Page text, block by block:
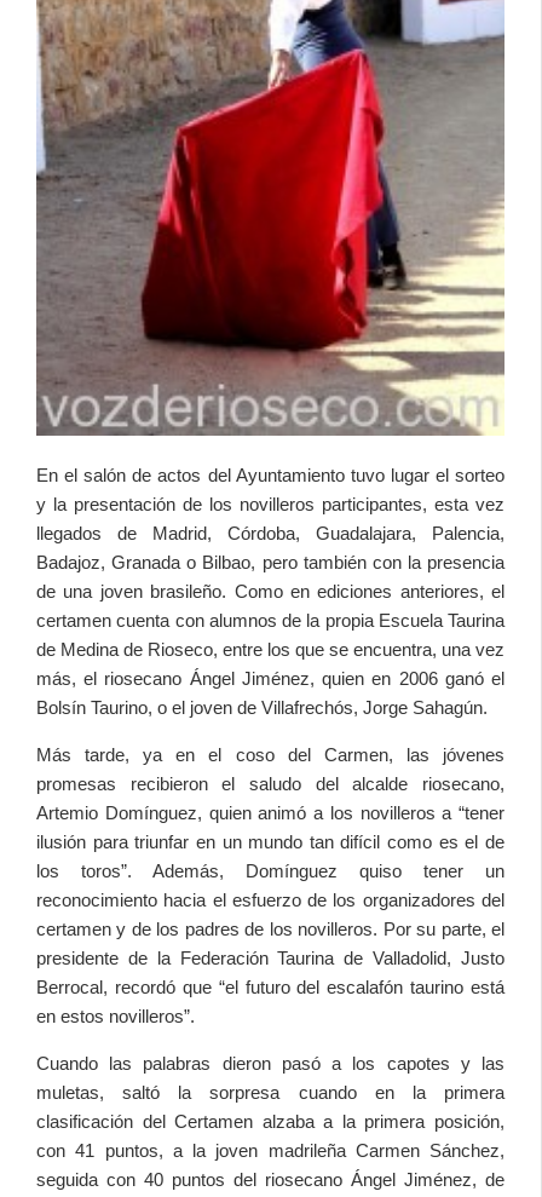
En el salón de actos del Ayuntamiento tuvo lugar el sorteo
y la presentación de los novilleros participantes, esta vez
llegados de Madrid, Córdoba, Guadalajara, Palencia,
Badajoz, Granada o Bilbao, pero también con la presencia
de una joven brasileño. Como en ediciones anteriores, el
certamen cuenta con alumnos de la propia Escuela Taurina
de Medina de Rioseco, entre los que se encuentra, una vez
más, el riosecano Ángel Jiménez, quien en 2006 ganó el
Bolsín Taurino, o el joven de Villafrechós, Jorge Sahagún.
Más tarde, ya en el coso del Carmen, las jóvenes
promesas recibieron el saludo del alcalde riosecano,
Artemio Domínguez, quien animó a los novilleros a “tener
ilusión para triunfar en un mundo tan difícil como es el de
los toros”. Además, Domínguez quiso tener un
reconocimiento hacia el esfuerzo de los organizadores del
certamen y de los padres de los novilleros. Por su parte, el
presidente de la Federación Taurina de Valladolid, Justo
Berrocal, recordó que “el futuro del escalafón taurino está
en estos novilleros”.
Cuando las palabras dieron pasó a los capotes y las
muletas, saltó la sorpresa cuando en la primera
clasificación del Certamen alzaba a la primera posición,
con 41 puntos, a la joven madrileña Carmen Sánchez,
seguida con 40 puntos del riosecano Ángel Jiménez, de